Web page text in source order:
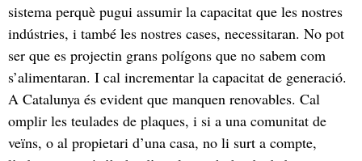
sistema perquè pugui assumir la capacitat que les nostres
indústries, i també les nostres cases, necessitaran. No pot
ser que es projectin grans polígons que no sabem com
s’alimentaran. I cal incrementar la capacitat de generació.
A Catalunya és evident que manquen renovables. Cal
omplir les teulades de plaques, i si a una comunitat de
veïns, o al propietari d’una casa, no li surt a compte,